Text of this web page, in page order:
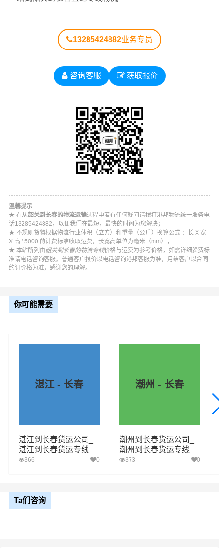
# #
13285424882业务专员
咨询客服 获取报价
温馨提示
★ 在从韶关到长春的物流运输过程中若有任何疑问请拨打港邦物流统一服务电
话13285424882，以便我们在最短，最快的时间为您解决；
★ 不规则货物根据物流行业体积（立方）和重量（公斤）换算公式 ：长 X 宽
X 高 / 5000 的计费标准收取运费，长宽高单位为毫米（mm）；
★ 本站所列由韶关到长春的物流专线价格与运费为参考价格，如需详细资费标
准请电话咨询客服。普通客户报价以电话咨询港邦客服为准，月结客户以合同
约订价格为准，感谢您的理解。
你可能需要
湛江 - 长春
湛江到长春货运公司_
湛江到长春货运专线
366 0
潮州 - 长春
潮州到长春货运公司_
潮州到长春货运专线
373 0
Ta们咨询